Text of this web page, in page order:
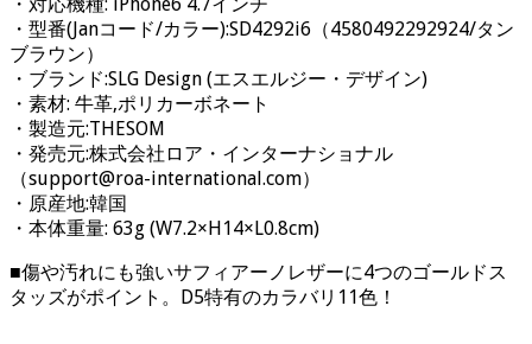
・型番(Janコード/カラー):SD4292i6（4580492292924/タン
ブラウン）
・ブランド:SLG Design (エスエルジー・デザイン)
・素材: 牛革,ポリカーボネート
・製造元:THESOM
・発売元:株式会社ロア・インターナショナル
（support@roa-international.com）
・原産地:韓国
・本体重量: 63g (W7.2×H14×L0.8cm)
■傷や汚れにも強いサフィアーノレザーに4つのゴールドス
タッズがポイント。D5特有のカラバリ11色！